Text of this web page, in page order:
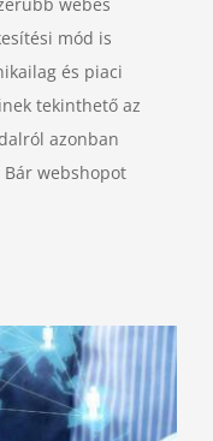
mód is
és piaci
tekinthető az
azonban
webshopot